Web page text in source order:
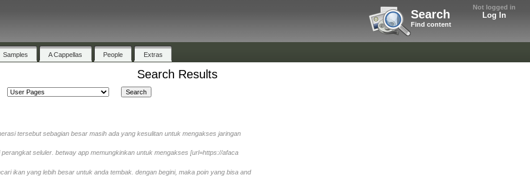
Not logged in
Log In
Search
Find content
Samples A Cappellas People Extras
Search Results
tersebut sebagian besar masih ada yang kesulitan untuk mengakses jaringan
seluler. betway app memungkinkan untuk mengakses [url=https://afaca
ikan yang lebih besar untuk anda tembak. dengan begini, maka poin yang bisa and